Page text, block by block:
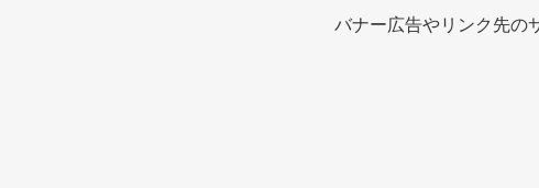
バナー広告やリンク先の